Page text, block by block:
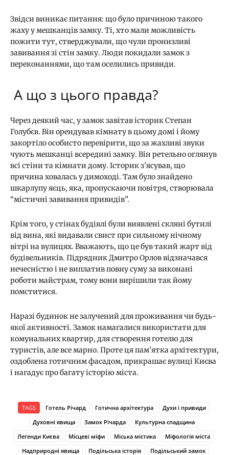
Звідси виникає питання: що було причиною такого
жаху у мешканців замку. Ті, хто мали можливість
пожити тут, стверджували, що чули пронизливі
завивання зі стін замку. Люди покидали замок з
переконаннями, що там оселились привиди.
А що з цього правда?
Через деякий час, у замок завітав історик Степан
Голубєв. Він орендував кімнату в цьому домі і йому
закортіло особисто перевірити, що за жахливі звуки
чують мешканці всередині замку. Він ретельно оглянув
всі стіни та кімнати дому. Історик з’ясував, що
причина ховалась у димоході. Там було знайдено
шкарлупу яєць, яка, пропускаючи повітря, створювала
“містичні завивання привидів”.
Крім того, у стінах будівлі були виявлені скляні бутилі
від вина, які видавали свист при сильному нічному
вітрі на вулицях. Вважають, що це був такий жарт від
будівельників. Підрядник Дмитро Орлов відзначався
нечесністю і не виплатив повну суму за виконані
роботи майстрам, тому вони вирішили так йому
помститися.
Наразі будинок не залучений для проживання чи будь-
якої активності. Замок намагалися використати для
комунальних квартир, для створення готелю для
туристів, але все марно. Проте ця пам’ятка архітектури,
оздоблена готичним фасадом, прикрашає вулиці Києва
і нагадує про багату історію міста.
TAGS Готель Річард Готична архітектура
Духи і привиди
Духовні явища
Замок Річарда
Культурна спадщина
Легенди Києва
Місцеві міфи Міська містика
Міфологія міста
Надприродні явища
Подільська історія
Подільський замок